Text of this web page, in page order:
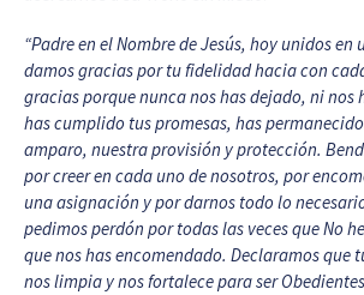
“Padre en el Nombre de Jesús, hoy unidos
damos gracias por tu fidelidad hacia con
gracias porque nunca nos has dejado, ni nos
has cumplido tus promesas, has
amparo, nuestra provisión y protección.
por creer en cada uno de nosotros, por
una asignación y por darnos todo lo
pedimos perdón por todas las veces que No
que nos has encomendado. Declaramos que
nos limpia y nos fortalece para ser